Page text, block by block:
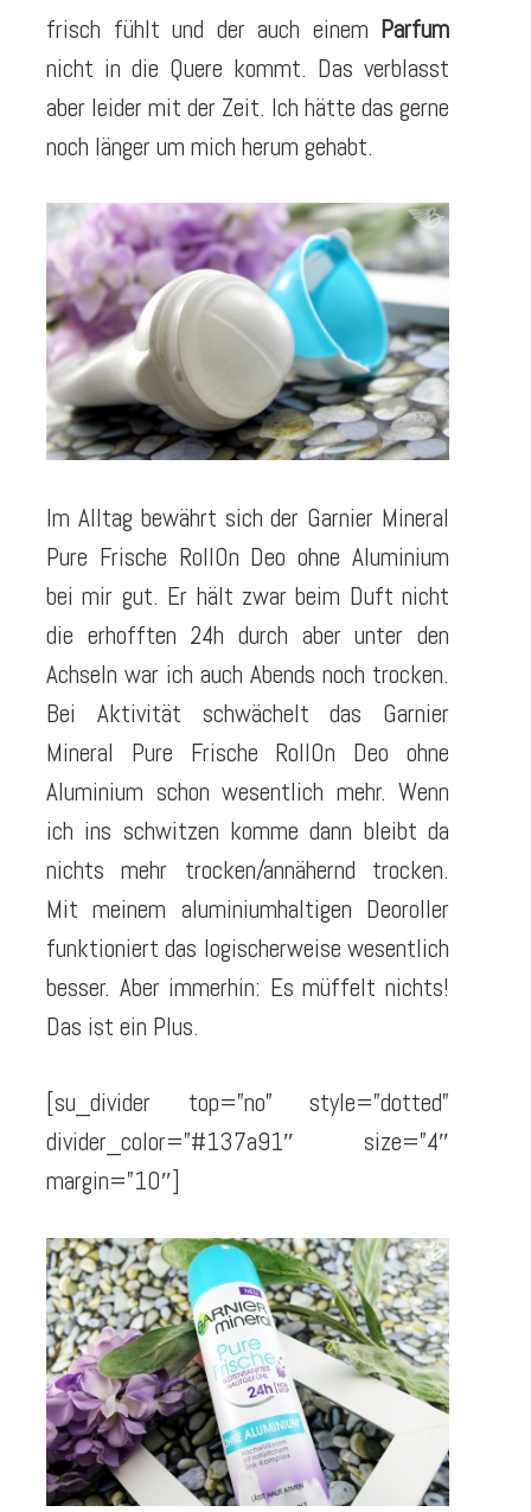
frisch fühlt und der auch einem Parfum
nicht in die Quere kommt. Das verblasst
aber leider mit der Zeit. Ich hätte das gerne
noch länger um mich herum gehabt.
Im Alltag bewährt sich der Garnier Mineral
Pure Frische RollOn Deo ohne Aluminium
bei mir gut. Er hält zwar beim Duft nicht
die erhofften 24h durch aber unter den
Achseln war ich auch Abends noch trocken.
Bei Aktivität schwächelt das Garnier
Mineral Pure Frische RollOn Deo ohne
Aluminium schon wesentlich mehr. Wenn
ich ins schwitzen komme dann bleibt da
nichts mehr trocken/annähernd trocken.
Mit meinem aluminiumhaltigen Deoroller
funktioniert das logischerweise wesentlich
besser. Aber immerhin: Es müffelt nichts!
Das ist ein Plus.
[su_divider top=”no” style=”dotted”
divider_color=”#137a91″ size=”4″
margin=”10″]